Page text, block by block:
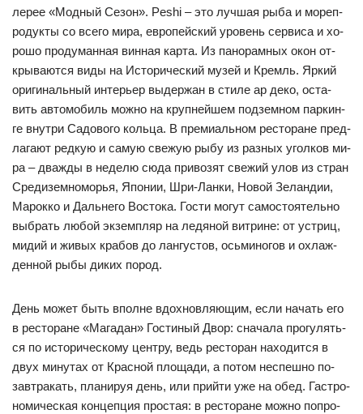
ле­рее «Мод­ный Се­зон». Peshi – это луч­шая ры­ба и мо­реп­
ро­дук­ты со все­го ми­ра, ев­ро­пей­ский уро­вень сер­ви­са и хо­
ро­шо про­ду­ман­ная вин­ная кар­та. Из па­но­рам­ных окон от­
кры­ва­ют­ся ви­ды на Ис­то­ри­чес­кий му­зей и Кремль. Яр­кий
ори­ги­наль­ный ин­терь­ер вы­дер­жан в сти­ле ар де­ко, ос­та­
вить ав­то­мо­биль мож­но на круп­ней­шем под­зем­ном пар­кин­
ге внут­ри Са­до­во­го коль­ца. В пре­ми­аль­ном рес­то­ра­не пред­
ла­га­ют ред­кую и са­мую све­жую ры­бу из раз­ных угол­ков ми­
ра – дваж­ды в не­де­лю сю­да при­во­зят све­жий улов из стран
Сре­ди­зем­но­морья, Япо­нии, Шри-Лан­ки, Но­вой Зе­лан­дии,
Ма­рок­ко и Даль­не­го Вос­то­ка. Гос­ти мо­гут са­мос­то­ятель­но
выб­рать лю­бой эк­зем­пляр на ле­дя­ной вит­ри­не: от ус­триц,
ми­дий и жи­вых кра­бов до лан­гус­тов, ось­ми­но­гов и ох­лаж­
ден­ной ры­бы ди­ких по­род.
День мо­жет быть впол­не вдох­нов­ля­ющим, ес­ли на­чать его
в рес­то­ра­не «Ма­га­дан» Гос­ти­ный Двор: сна­ча­ла про­гу­лять­
ся по ис­то­ри­чес­ко­му цен­тру, ведь рес­то­ран на­хо­дит­ся в
двух ми­ну­тах от Крас­ной пло­ща­ди, а по­том нес­пеш­но по­
зав­тра­кать, пла­ни­руя день, или прий­ти уже на обед. Гас­тро­
но­ми­чес­кая кон­цеп­ция прос­тая: в рес­то­ра­не мож­но поп­ро­